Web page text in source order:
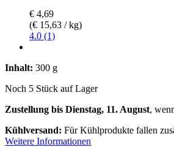
€ 4,69
(€ 15,63 / kg)
4.0 (1)
Inhalt: 300 g
Noch 5 Stück auf Lager
Zustellung bis Dienstag, 11. August,
Kühlversand: Für Kühlprodukte fallen
Weitere Informationen